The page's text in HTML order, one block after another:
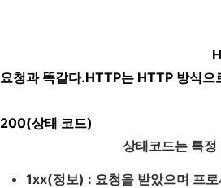
요청과 똑같다.HTTP는 HTTP 방식으
200(상태 코드)
상태코드는 특
1xx(정보) : 요청을 받았으며 프